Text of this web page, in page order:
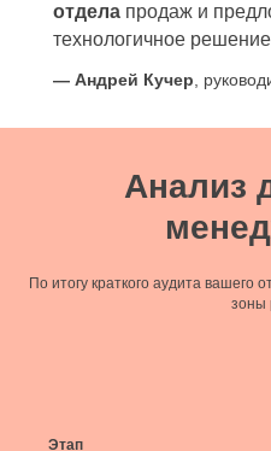
отдела продаж и
технологичное
— Андрей Кучер ,
Анализ
По итогу краткого аудита вашего
зоны
Этап